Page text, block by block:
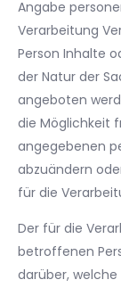
Angabe
Verarbeitung
Person Inhalte
der Natur der
angeboten
die Möglichkeit
angegebenen
abzuändern
für die
Der für die
betroffenen
darüber,